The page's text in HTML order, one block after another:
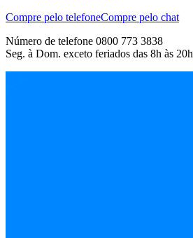
Compre pelo telefoneCompre pelo chat
Número de telefone 0800 773 3838
Seg. à Dom. exceto feriados das 8h às 20h